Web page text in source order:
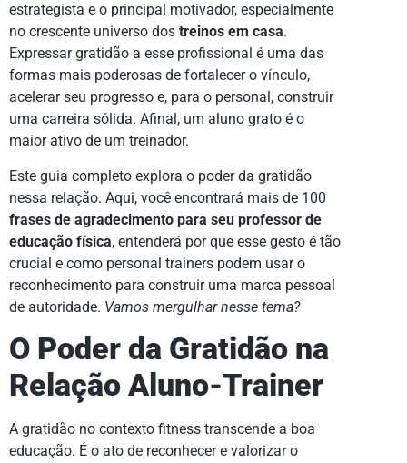
estrategista e o principal motivador, especialmente
no crescente universo dos treinos em casa.
Expressar gratidão a esse profissional é uma das
formas mais poderosas de fortalecer o vínculo,
acelerar seu progresso e, para o personal, construir
uma carreira sólida. Afinal, um aluno grato é o
maior ativo de um treinador.
Este guia completo explora o poder da gratidão
nessa relação. Aqui, você encontrará mais de 100
frases de agradecimento para seu professor de
educação física, entenderá por que esse gesto é tão
crucial e como personal trainers podem usar o
reconhecimento para construir uma marca pessoal
de autoridade. Vamos mergulhar nesse tema?
O Poder da Gratidão na
Relação Aluno-Trainer
A gratidão no contexto fitness transcende a boa
educação. É o ato de reconhecer e valorizar o